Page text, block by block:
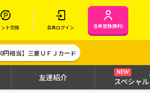
ント交換 会員ログイン 会員登録(無料)
円相当】三菱ＵＦＪカード
友達紹介
NEW
スペシャル